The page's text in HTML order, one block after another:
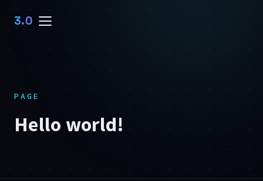
3.0
PAGE
Hello world!